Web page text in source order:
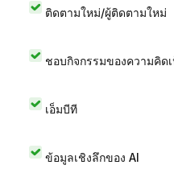
ติดตามใหม่/ผู้ติดตามใหม่
ชอบกิจกรรมของความคิด
เอ็มบีที
ข้อมูลเชิงลึกของ AI